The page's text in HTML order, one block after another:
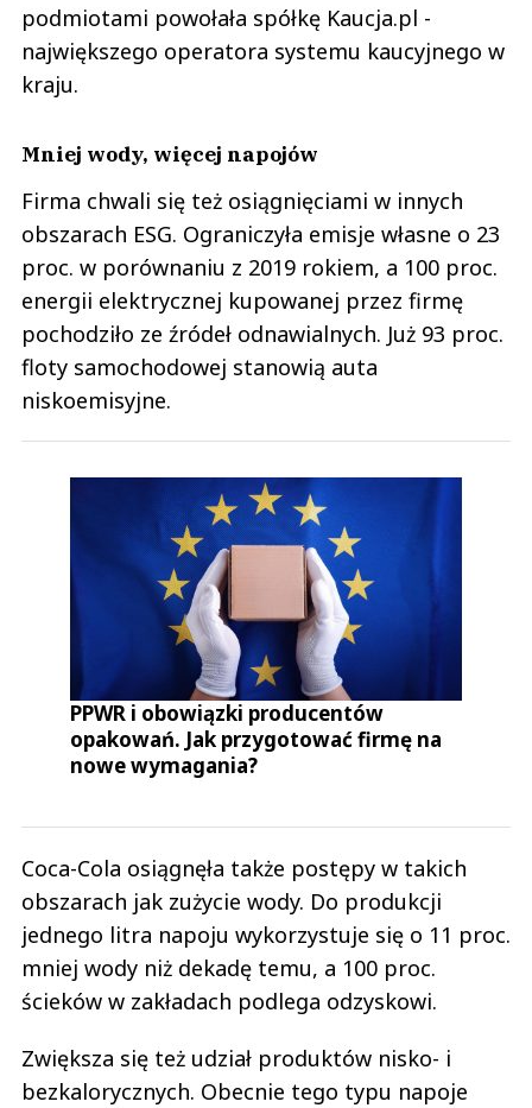
podmiotami powołała spółkę Kaucja.pl -
największego operatora systemu kaucyjnego w
kraju.
Mniej wody, więcej napojów
Firma chwali się też osiągnięciami w innych
obszarach ESG. Ograniczyła emisje własne o 23
proc. w porównaniu z 2019 rokiem, a 100 proc.
energii elektrycznej kupowanej przez firmę
pochodziło ze źródeł odnawialnych. Już 93 proc.
floty samochodowej stanowią auta
niskoemisyjne.
PPWR i obowiązki producentów
opakowań. Jak przygotować firmę na
nowe wymagania?
Coca-Cola osiągnęła także postępy w takich
obszarach jak zużycie wody. Do produkcji
jednego litra napoju wykorzystuje się o 11 proc.
mniej wody niż dekadę temu, a 100 proc.
ścieków w zakładach podlega odzyskowi.
Zwiększa się też udział produktów nisko- i
bezkalorycznych. Obecnie tego typu napoje